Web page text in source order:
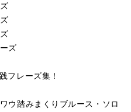
ズ
レーズ集！
ウ踏みまくりブルース・ソロ